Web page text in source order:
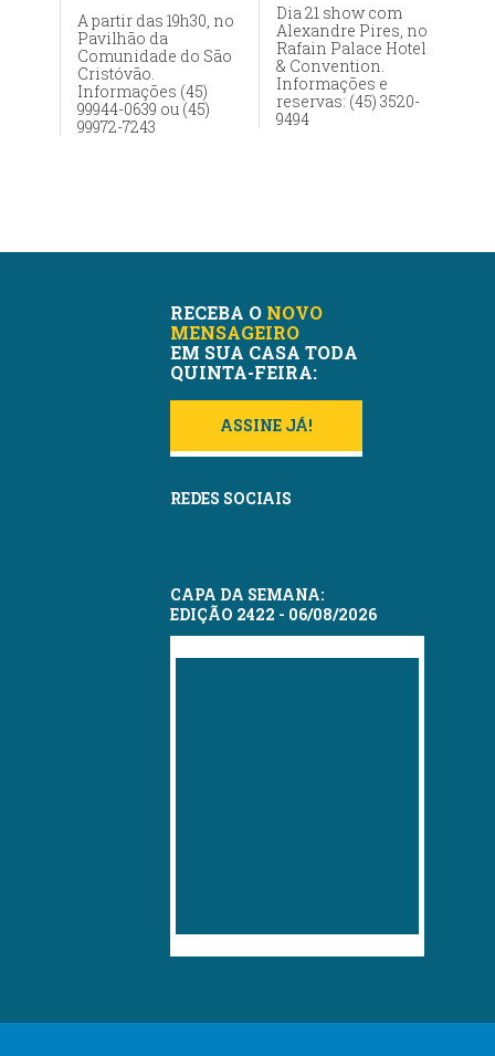
A partir das 19h30, no
Pavilhão da
Comunidade do São
Cristóvão.
Informações (45)
99944-0639 ou (45)
99972-7243
Dia 21 show com
Alexandre Pires, no
Rafain Palace Hotel
& Convention.
Informações e
reservas: (45) 3520-
9494
RECEBA O NOVO
MENSAGEIRO
EM SUA CASA TODA
QUINTA-FEIRA:
ASSINE JÁ!
REDES SOCIAIS
CAPA DA SEMANA:
EDIÇÃO 2422 - 06/08/2026